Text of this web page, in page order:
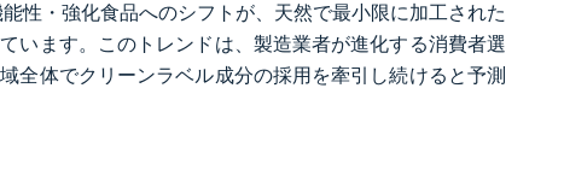
性・強化食品へのシフトが、天然で最小限に加工された
います。このトレンドは、製造業者が進化する消費者選
全体でクリーンラベル成分の採用を牽引し続けると予測